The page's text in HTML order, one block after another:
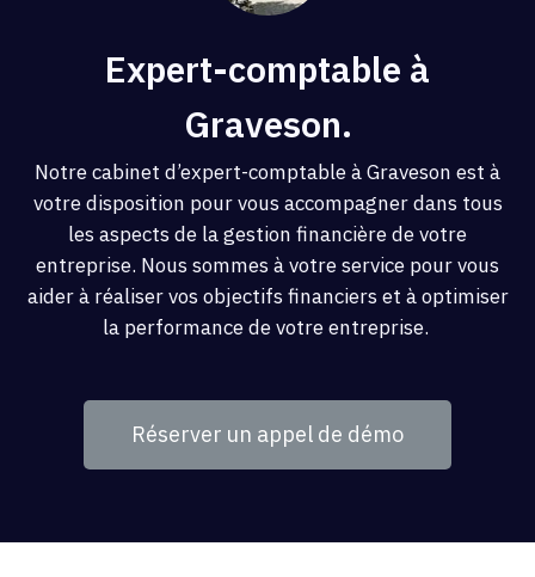
Expert-comptable à
Graveson.
Notre cabinet d’expert-comptable à Graveson est à
votre disposition pour vous accompagner dans tous
les aspects de la gestion financière de votre
entreprise. Nous sommes à votre service pour vous
aider à réaliser vos objectifs financiers et à optimiser
la performance de votre entreprise.
Réserver un appel de démo